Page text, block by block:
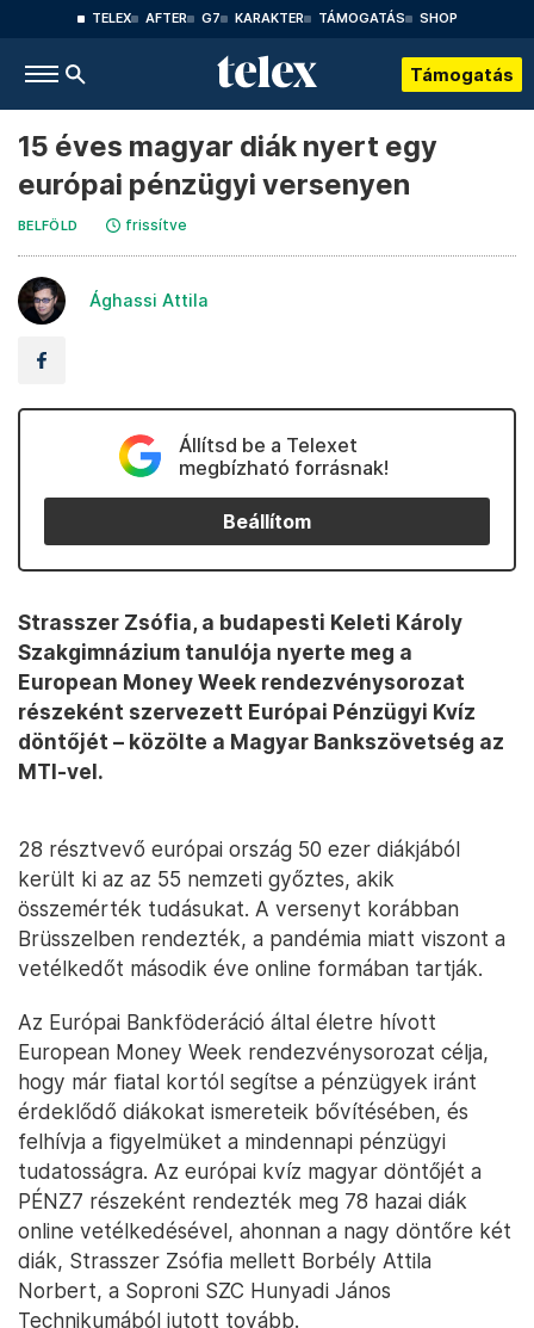
TELEX AFTER G7 KARAKTER TÁMOGATÁS SHOP
Támogatás
15 éves magyar diák nyert egy
európai pénzügyi versenyen
BELFÖLD frissítve
Ághassi Attila
Állítsd be a Telexet
megbízható forrásnak!
Beállítom
Strasszer Zsófia, a budapesti Keleti Károly
Szakgimnázium tanulója nyerte meg a
European Money Week rendezvénysorozat
részeként szervezett Európai Pénzügyi Kvíz
döntőjét – közölte a Magyar Bankszövetség az
MTI-vel.
28 résztvevő európai ország 50 ezer diákjából
került ki az az 55 nemzeti győztes, akik
összemérték tudásukat. A versenyt korábban
Brüsszelben rendezték, a pandémia miatt viszont a
vetélkedőt második éve online formában tartják.
Az Európai Bankföderáció által életre hívott
European Money Week rendezvénysorozat célja,
hogy már fiatal kortól segítse a pénzügyek iránt
érdeklődő diákokat ismereteik bővítésében, és
felhívja a figyelmüket a mindennapi pénzügyi
tudatosságra. Az európai kvíz magyar döntőjét a
PÉNZ7 részeként rendezték meg 78 hazai diák
online vetélkedésével, ahonnan a nagy döntőre két
diák, Strasszer Zsófia mellett Borbély Attila
Norbert, a Soproni SZC Hunyadi János
Technikumából jutott tovább.